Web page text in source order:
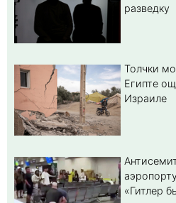
разведку
Толчки
Египте
Израиле
«Гитлер